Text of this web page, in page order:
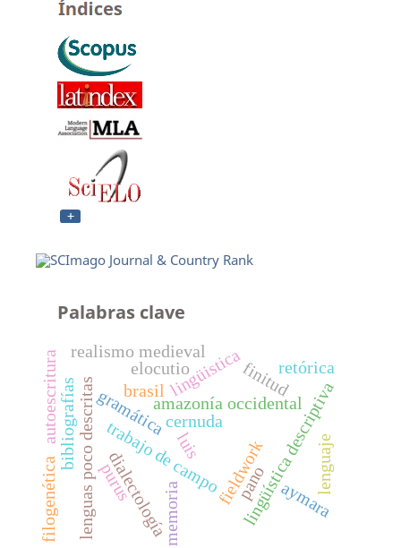
Palabras clave
trabajo de campo
amazonía occidental
lingüística descriptiva
lenguas poco descritas fieldwork
dialectología aymara
gramática
lingüistica
brasil
realismo medieval
cernuda
luis lenguaje
bibliografías
pano
purus
filogenética
autoescritura finitud
memoria
elocutio retórica